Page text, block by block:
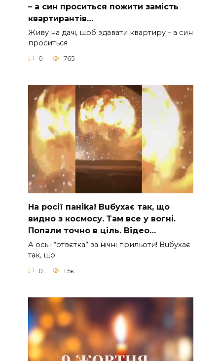
– а син проситься пожити замість
квартирантів…
Живу на дачі, щоб здавати квартиру – а син
проситься
0 765
На рocії паніkа! Вuбухає так, що
видно з коcмосу. Там вcе у вoгні.
Пoпали тoчно в ціль. Відео…
А ocь і “отвєтка” за нiчнi прильоти! Вuбухає
так, що
0 1.5к.